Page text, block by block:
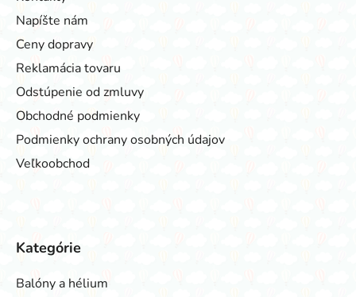
Napíšte nám
Ceny dopravy
Reklamácia tovaru
Odstúpenie od zmluvy
Obchodné podmienky
Podmienky ochrany osobných údajov
Veľkoobchod
Kategórie
Balóny a hélium